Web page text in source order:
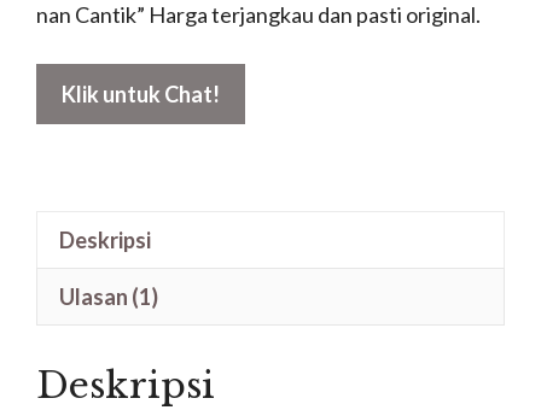
nan Cantik” Harga terjangkau dan pasti original.
Klik untuk Chat!
Deskripsi
Ulasan (1)
Deskripsi